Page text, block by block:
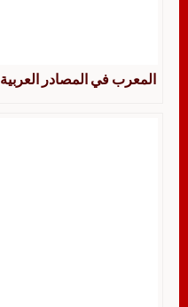
المعرب في المصادر العربية